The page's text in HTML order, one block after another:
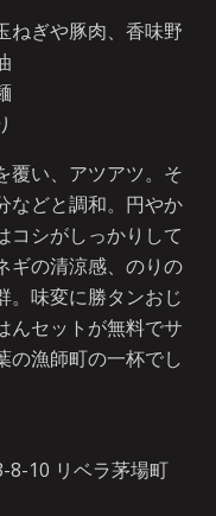
ねぎや豚肉、香味野
覆い、アツアツ。そ
などと調和。円やか
コシがしっかりして
ギの清涼感、のりの
。味変に勝タンおじ
んセットが無料でサ
の漁師町の一杯でし
8-10 リベラ茅場町